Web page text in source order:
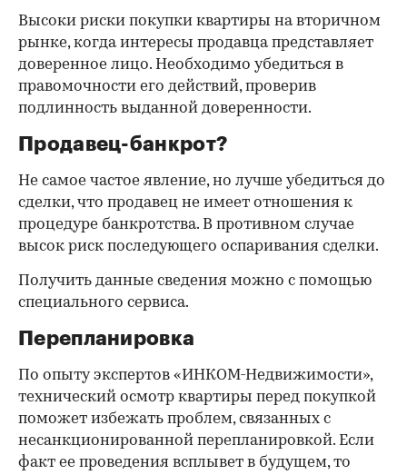
Высоки риски покупки квартиры на вторичном
рынке, когда интересы продавца представляет
доверенное лицо. Необходимо убедиться в
правомочности его действий, проверив
подлинность выданной доверенности.
Продавец-банкрот?
Не самое частое явление, но лучше убедиться до
сделки, что продавец не имеет отношения к
процедуре банкротства. В противном случае
высок риск последующего оспаривания сделки.
Получить данные сведения можно с помощью
специального сервиса.
Перепланировка
По опыту экспертов «ИНКОМ-Недвижимости»,
технический осмотр квартиры перед покупкой
поможет избежать проблем, связанных с
несанкционированной перепланировкой. Если
факт ее проведения всплывет в будущем, то